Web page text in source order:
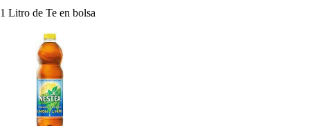
1 Litro de Te en bolsa